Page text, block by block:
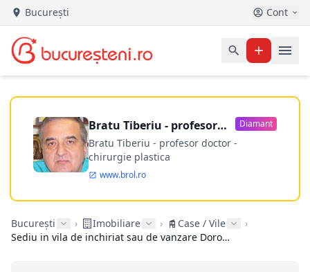
București Cont
Bratu Tiberiu - profesor
doctor
Diamant
Bratu Tiberiu - profesor doctor -
chirurgie plastica
www.brol.ro
București › Imobiliare › Case / Vile
›
Sediu in vila de inchiriat sau de vanzare Dorobanti, Bucuresti